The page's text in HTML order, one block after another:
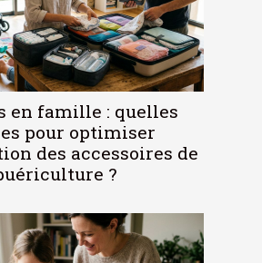
en famille : quelles
pour optimiser
des accessoires de
?